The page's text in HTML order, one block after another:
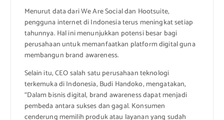
Menurut data dari We Are Social dan Hootsuite,
pengguna internet di Indonesia terus meningkat setiap
tahunnya. Hal ini menunjukkan potensi besar bagi
perusahaan untuk memanfaatkan platform digital guna
membangun brand awareness.
Selain itu, CEO salah satu perusahaan teknologi
terkemuka di Indonesia, Budi Handoko, mengatakan,
“Dalam bisnis digital, brand awareness dapat menjadi
pembeda antara sukses dan gagal. Konsumen
cenderung memilih produk atau layanan yang sudah